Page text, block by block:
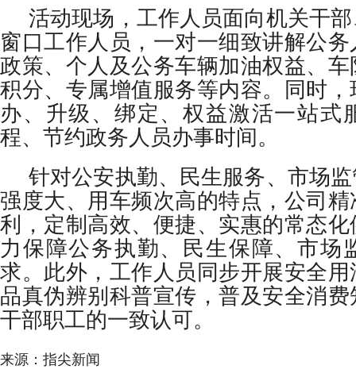
活动现场，工作人员面向机关干
窗口工作人员，一对一细致讲解公
政策、个人及公务车辆加油权益、
积分、专属增值服务等内容。同时
办、升级、绑定、权益激活一站式
程、节约政务人员办事时间。
针对公安执勤、民生服务、市场
强度大、用车频次高的特点，公司
利，定制高效、便捷、实惠的常态
力保障公务执勤、民生保障、市场
求。此外，工作人员同步开展安全
品真伪辨别科普宣传，普及安全消
干部职工的一致认可。
来源：指尖新闻